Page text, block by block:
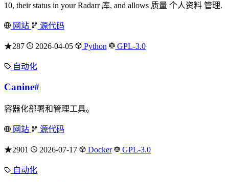
10, their status in your Radarr 库, and allows 质量 个人资料 管理.
网站 源代码
★287 2026-04-05 Python GPL-3.0
自动化
Canine#
容器化部署和管理工具。
网站 源代码
★2901 2026-07-17 Docker GPL-3.0
自动化